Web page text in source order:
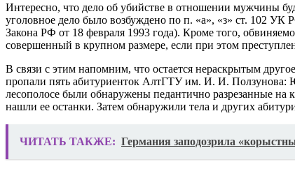
Интересно, что дело об убийстве в отношении мужчины
уголовное дело было возбуждено по п. «а», «з» ст. 102
Закона РФ от 18 февраля 1993 года). Кроме того,
совершенный в крупном размере, если при этом
В связи с этим напомним, что остается нераскрытым
пропали пять абитуриенток АлтГТУ им. И. И. Ползунова:
лесополосе были обнаружены педантично разрезанные
нашли ее останки. Затем обнаружили тела и других
ЧИТАТЬ ТАКЖЕ: Германия заподозрила